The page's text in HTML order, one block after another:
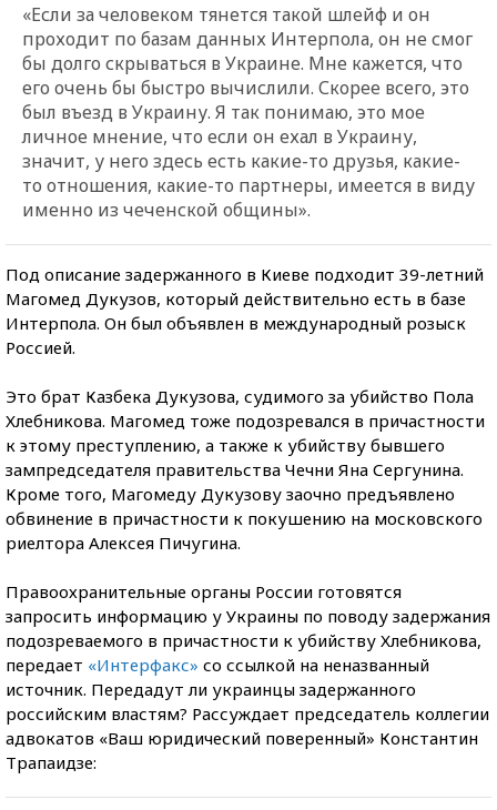
«Если за человеком тянется такой шлейф и он
проходит по базам данных Интерпола, он не смог
бы долго скрываться в Украине. Мне кажется, что
его очень бы быстро вычислили. Скорее всего, это
был въезд в Украину. Я так понимаю, это мое
личное мнение, что если он ехал в Украину,
значит, у него здесь есть какие-то друзья, какие-
то отношения, какие-то партнеры, имеется в виду
именно из чеченской общины».
Под описание задержанного в Киеве подходит 39-летний
Магомед Дукузов, который действительно есть в базе
Интерпола. Он был объявлен в международный розыск
Россией.
Это брат Казбека Дукузова, судимого за убийство Пола
Хлебникова. Магомед тоже подозревался в причастности
к этому преступлению, а также к убийству бывшего
зампредседателя правительства Чечни Яна Сергунина.
Кроме того, Магомеду Дукузову заочно предъявлено
обвинение в причастности к покушению на московского
риелтора Алексея Пичугина.
Правоохранительные органы России готовятся
запросить информацию у Украины по поводу задержания
подозреваемого в причастности к убийству Хлебникова,
передает «Интерфакс» со ссылкой на неназванный
источник. Передадут ли украинцы задержанного
российским властям? Рассуждает председатель коллегии
адвокатов «Ваш юридический поверенный» Константин
Трапаидзе: